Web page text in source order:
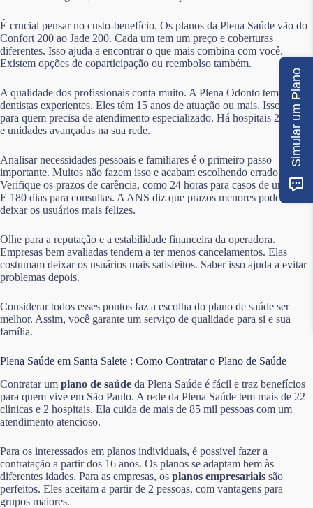
É crucial pensar no custo-benefício. Os planos da Plena Saúde vão do
Confort 200 ao Jade 200. Cada um tem um preço e coberturas
diferentes. Isso ajuda a encontrar o que mais combina com você.
Existem opções de coparticipação ou reembolso também.
A qualidade dos profissionais conta muito. A Plena Odonto tem
dentistas experientes. Eles têm 15 anos de atuação ou mais. Isso é bom
para quem precisa de atendimento especializado. Há hospitais 24 horas
e unidades avançadas na sua rede.
Analisar necessidades pessoais e familiares é o primeiro passo
importante. Muitos não fazem isso e acabam escolhendo errado.
Verifique os prazos de carência, como 24 horas para casos de urgência.
E 180 dias para consultas. A ANS diz que prazos menores podem
deixar os usuários mais felizes.
Olhe para a reputação e a estabilidade financeira da operadora.
Empresas bem avaliadas tendem a ter menos cancelamentos. Elas
costumam deixar os usuários mais satisfeitos. Saber isso ajuda a evitar
problemas depois.
Considerar todos esses pontos faz a escolha do plano de saúde ser
melhor. Assim, você garante um serviço de qualidade para si e sua
família.
Plena Saúde em Santa Salete : Como Contratar o Plano de Saúde
Contratar um plano de saúde da Plena Saúde é fácil e traz benefícios
para quem vive em São Paulo. A rede da Plena Saúde tem mais de 22
clínicas e 2 hospitais. Ela cuida de mais de 85 mil pessoas com um
atendimento atencioso.
Para os interessados em planos individuais, é possível fazer a
contratação a partir dos 16 anos. Os planos se adaptam bem às
diferentes idades. Para as empresas, os planos empresariais são
perfeitos. Eles aceitam a partir de 2 pessoas, com vantagens para
grupos maiores.
Simular um Plano